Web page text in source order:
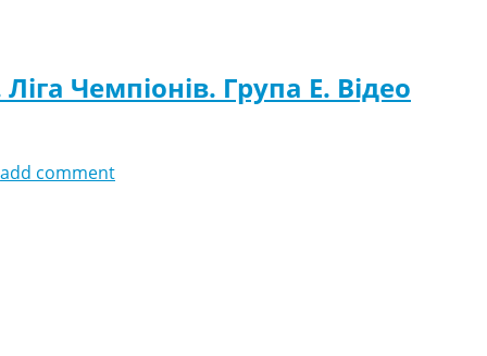
Чемпіонів. Група E. Відео
add comment